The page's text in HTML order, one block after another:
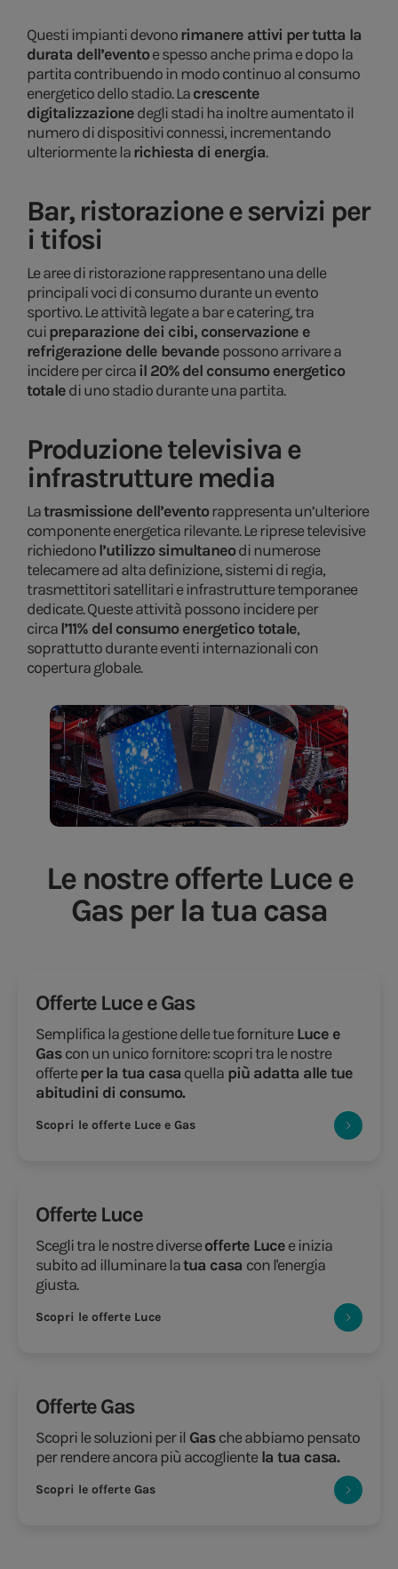
Questi impianti devonorimanere attivi per tutta la
durata dell’eventoe spesso anche prima e dopo la
partita contribuendo in modo continuo al consumo
energetico dello stadio. Lacrescente
digitalizzazionedegli stadi ha inoltre aumentato il
numero di dispositivi connessi, incrementando
ulteriormente larichiesta di energia.
Bar, ristorazione e servizi per
i tifosi
Le aree di ristorazione rappresentano una delle
principali voci di consumo durante un evento
sportivo. Le attività legate a bar e catering, tra
cuipreparazione dei cibi, conservazione e
refrigerazione delle bevande possono arrivare a
incidere per circail 20%del consumo energetico
totaledi uno stadio durante una partita.
Produzione televisiva e
infrastrutture media
Latrasmissione dell’eventorappresenta un’ulteriore
componente energetica rilevante. Le riprese televisive
richiedonol’utilizzo simultaneodi numerose
telecamere ad alta definizione, sistemi di regia,
trasmettitori satellitari e infrastrutture temporanee
dedicate. Queste attività possono incidere per
circal’11% del consumo energetico totale,
soprattutto durante eventi internazionali con
copertura globale.
Le nostre offerte Luce e
Gas per la tua casa
Offerte Luce e Gas
Semplifica la gestione delle tue fornitureLuce e
Gascon un unico fornitore: scopri tra le nostre
offerteper la tua casa quella più adatta alle tue
abitudini di consumo.
Scopri le offerte Luce e Gas
Offerte Luce
Scegli tra le nostre diverseofferte Lucee inizia
subito ad illuminare latua casa con l'energia
giusta.
Scopri le offerte Luce
Offerte Gas
Scopri le soluzioni per il Gasche abbiamo pensato
per rendere ancora più accoglientela tua casa.
Scopri le offerte Gas